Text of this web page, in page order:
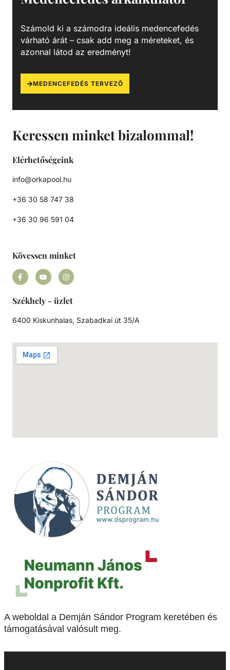
Keressen minket bizalommal!
Elérhetőségeink
info@orkapool.hu
+36 30 58 747 38
+36 30 96 591 04
Kövessen minket
Székhely - üzlet
6400 Kiskunhalas, Szabadkai út 35/A
Számold ki a számodra ideális medencefedés
várható árát – csak add meg a méreteket, és
azonnal látod az eredményt!
MEDENCEFEDÉS TERVEZŐ
A weboldal a Demján Sándor Program keretében és
támogatásával valósult meg.